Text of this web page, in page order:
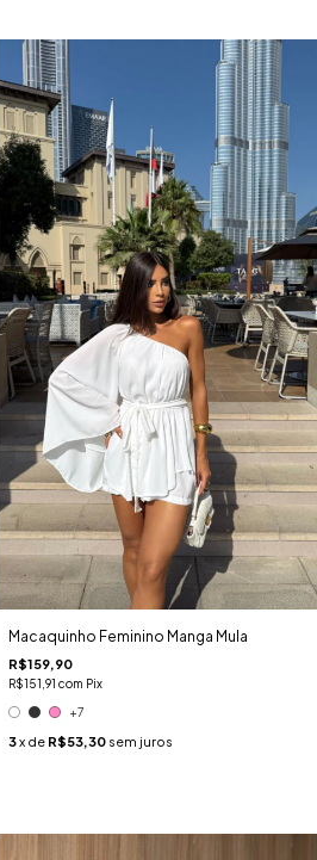
Macaquinho Feminino Manga Mula
R$159,90
R$151,91com Pix
+7
3x de R$53,30 sem juros